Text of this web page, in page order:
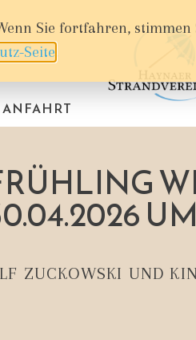
ANFAHRT
ZUCKOWSKI UND
Sie fortfahren,
Seite